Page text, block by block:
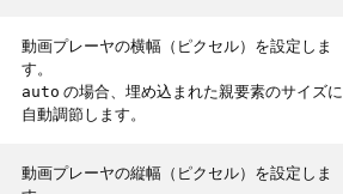
動画プレーヤの横幅（ピクセル）を設定しま
す。
auto の場合、埋め込まれた親要素のサイズに
自動調節します。
動画プレーヤの縦幅（ピクセル）を設定しま